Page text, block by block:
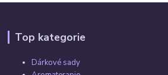
Top kategorie
Dárkové sady